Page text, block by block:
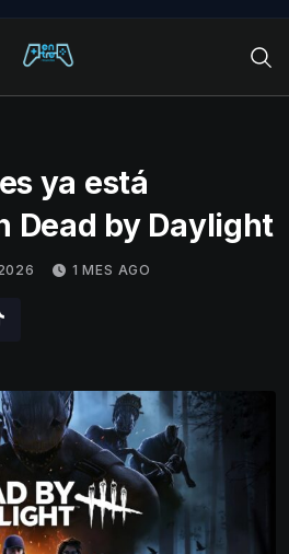
ya está
Dead by Daylight
1 MES AGO